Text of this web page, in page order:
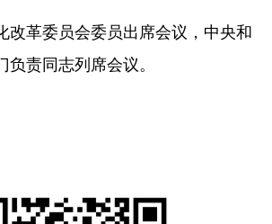
革委员会委员出席会议，中央和
责同志列席会议。